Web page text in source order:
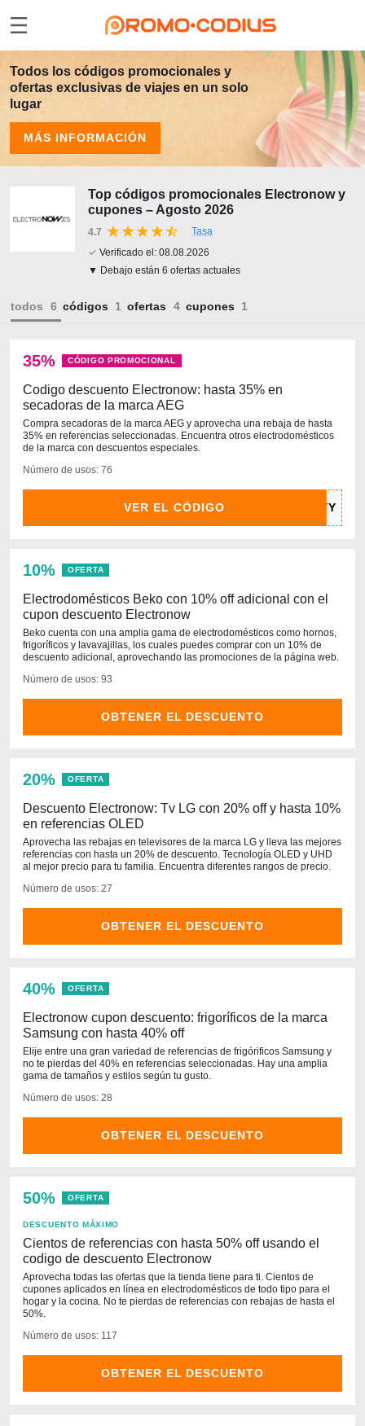
Todos los códigos promocionales y
ofertas exclusivas de viajes en un solo
lugar
MÁS INFORMACIÓN
Top códigos promocionales Electronow y
cupones – Agosto 2026
4.7
Tasa
✓ Verificado el: 08.08.2026
▼ Debajo están 6 ofertas actuales
todos códigos ofertas cupones
35% CÓDIGO PROMOCIONAL
Codigo descuento Electronow: hasta 35% en
secadoras de la marca AEG
Compra secadoras de la marca AEG y aprovecha una rebaja de hasta
35% en referencias seleccionadas. Encuentra otros electrodomésticos
de la marca con descuentos especiales.
Número de usos: 76
VER EL CÓDIGO
10% OFERTA
Electrodomésticos Beko con 10% off adicional con el
cupon descuento Electronow
Beko cuenta con una amplia gama de electrodomésticos como hornos,
frigoríficos y lavavajillas, los cuales puedes comprar con un 10% de
descuento adicional, aprovechando las promociones de la página web.
Número de usos: 93
OBTENER EL DESCUENTO
20% OFERTA
Descuento Electronow: Tv LG con 20% off y hasta 10%
en referencias OLED
Aprovecha las rebajas en televisores de la marca LG y lleva las mejores
referencias con hasta un 20% de descuento. Tecnología OLED y UHD
al mejor precio para tu familia. Encuentra diferentes rangos de precio.
Número de usos: 27
OBTENER EL DESCUENTO
40% OFERTA
Electronow cupon descuento: frigoríficos de la marca
Samsung con hasta 40% off
Elije entre una gran variedad de referencias de frigórificos Samsung y
no te pierdas del 40% en referencias seleccionadas. Hay una amplia
gama de tamaños y estilos según tu gusto.
Número de usos: 28
OBTENER EL DESCUENTO
50% OFERTA
DESCUENTO MÁXIMO
Cientos de referencias con hasta 50% off usando el
codigo de descuento Electronow
Aprovecha todas las ofertas que la tienda tiene para ti. Cientos de
cupones aplicados en línea en electrodomésticos de todo tipo para el
hogar y la cocina. No te pierdas de referencias con rebajas de hasta el
50%.
Número de usos: 117
OBTENER EL DESCUENTO